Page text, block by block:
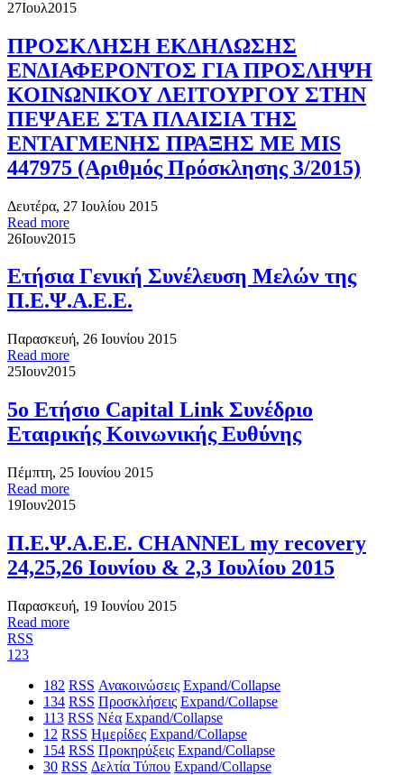
27Ιουλ2015
ΠΡΟΣΚΛΗΣΗ ΕΚΔΗΛΩΣΗΣ
ΕΝΔΙΑΦΕΡΟΝΤΟΣ ΓΙΑ ΠΡΟΣΛΗΨΗ
ΚΟΙΝΩΝΙΚΟΥ ΛΕΙΤΟΥΡΓΟΥ ΣΤΗΝ
ΠΕΨΑΕΕ ΣΤΑ ΠΛΑΙΣΙΑ ΤΗΣ
ΕΝΤΑΓΜΕΝΗΣ ΠΡΑΞΗΣ ΜΕ MIS
447975 (Αριθμός Πρόσκλησης 3/2015)
Δευτέρα, 27 Ιουλίου 2015
Read more
26Ιουν2015
Ετήσια Γενική Συνέλευση Μελών της
Π.Ε.Ψ.Α.Ε.Ε.
Παρασκευή, 26 Ιουνίου 2015
Read more
25Ιουν2015
5ο Ετήσιο Capital Link Συνέδριο
Εταιρικής Κοινωνικής Ευθύνης
Πέμπτη, 25 Ιουνίου 2015
Read more
19Ιουν2015
Π.Ε.Ψ.Α.Ε.Ε. CHANNEL my recovery
24,25,26 Ιουνίου & 2,3 Ιουλίου 2015
Παρασκευή, 19 Ιουνίου 2015
Read more
RSS
1 23
182 RSS Ανακοινώσεις Expand/Collapse
134 RSS Προσκλήσεις Expand/Collapse
113 RSS Νέα Expand/Collapse
12 RSS Ημερίδες Expand/Collapse
154 RSS Προκηρύξεις Expand/Collapse
30 RSS Δελτία Τύπου Expand/Collapse